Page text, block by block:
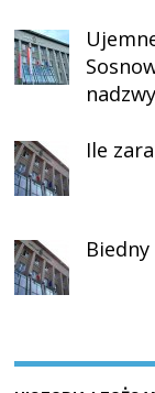
Ile